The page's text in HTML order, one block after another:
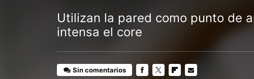
Utilizan la pared como punto de
intensa el core
Sin comentarios